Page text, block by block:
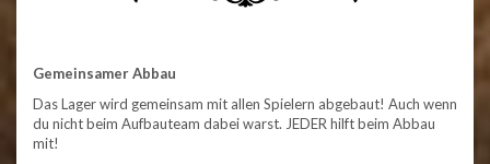
Gemeinsamer Abbau
Das Lager wird gemeinsam mit allen Spielern abgebaut! Auch wenn
du nicht beim Aufbauteam dabei warst. JEDER hilft beim Abbau
mit!